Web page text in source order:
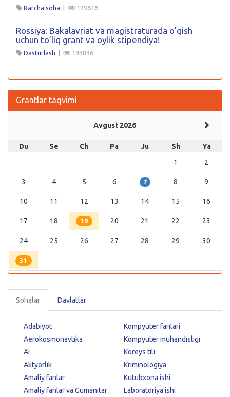
Barcha soha | 149616
Rossiya: Bakalavriat va magistraturada o’qish
uchun to’liq grant va oylik stipendiya!
Dasturlash | 143836
Grantlar taqvimi
Avgust 2026
Du Se Ch Pa Ju Sh
Ya
1
2
3 4 5 6 7 8 9
10 11 12 13 14 15 16
17 18 19 20 21 22 23
24 25 26 27 28 29 30
31
Sohalar Davlatlar
Adabiyot
Aerokosmonavtika
AI
Aktyorlik
Amaliy fanlar
Amaliy fanlar va Gumanitar
Kompyuter fanlari
Kompyuter muhandisligi
Koreys tili
Kriminologiya
Kutubxona ishi
Laboratoriya ishi